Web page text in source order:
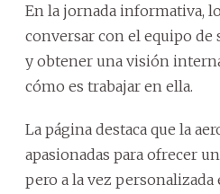
En la jornada informativa,
conversar con el equipo de
y obtener una visión
cómo es trabajar en ella.
La página destaca que la
apasionadas para ofrecer
pero a la vez personalizada